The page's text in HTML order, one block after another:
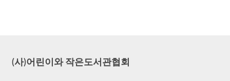
(사)어린이와 작은도서관협회